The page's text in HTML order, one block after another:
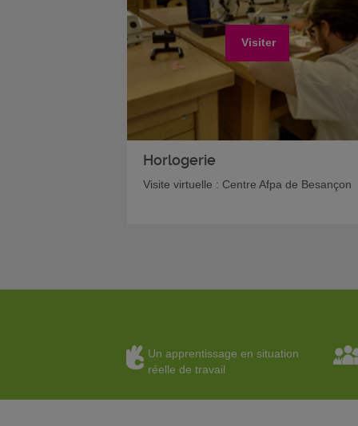
Visiter
Horlogerie
Visite virtuelle : Centre Afpa de Besançon
Un apprentissage en situation
réelle de travail